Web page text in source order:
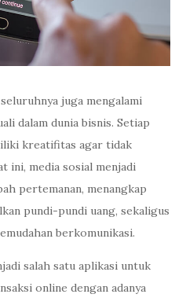
juga mengalami
dalam dunia bisnis. Setiap
kreatifitas agar tidak
ini, media sosial menjadi
pertemanan, menangkap
pundi-pundi uang, sekaligus
berkomunikasi.
salah satu aplikasi untuk
online dengan adanya